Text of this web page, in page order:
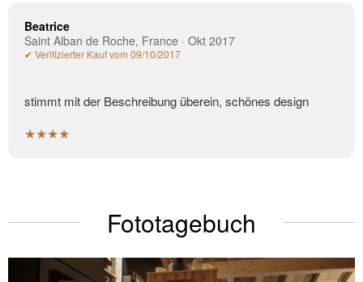
Beatrice
Saint Alban de Roche, France · Okt 2017
✔ Verifizierter Kauf vom 09/10/2017
stimmt mit der Beschreibung überein, schönes design
★★★★
Fototagebuch